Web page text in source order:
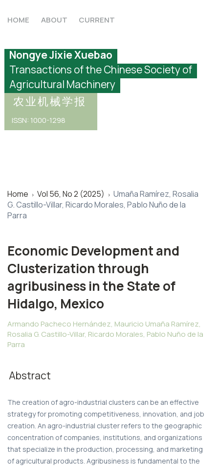
HOME ABOUT CURRENT
Nongye Jixie Xuebao
Transactions of the Chinese Society of
Agricultural Machinery
ISSN: 1000-1298
农业机械学报
Home > Vol 56, No 2 (2025) > Umaña Ramírez, Rosalia
G. Castillo-Villar, Ricardo Morales, Pablo Nuño de la
Parra
Economic Development and
Clusterization through
agribusiness in the State of
Hidalgo, Mexico
Armando Pacheco Hernández, Mauricio Umaña Ramírez,
Rosalia G. Castillo-Villar, Ricardo Morales, Pablo Nuño de la
Parra
Abstract
The creation of agro-industrial clusters can be an effective
strategy for promoting competitiveness, innovation, and job
creation. An agro-industrial cluster refers to the geographic
concentration of companies, institutions, and organizations
that specialize in the production, processing, and marketing
of agricultural products. Agribusiness is fundamental to the